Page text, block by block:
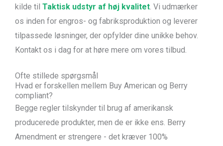
kilde til Taktisk udstyr af høj kvalitet. Vi udmærker
os inden for engros- og fabriksproduktion og leverer
tilpassede løsninger, der opfylder dine unikke behov.
Kontakt os i dag for at høre mere om vores tilbud.
Ofte stillede spørgsmål
Hvad er forskellen mellem Buy American og Berry
compliant?
Begge regler tilskynder til brug af amerikansk
producerede produkter, men de er ikke ens. Berry
Amendment er strengere - det kræver 100%